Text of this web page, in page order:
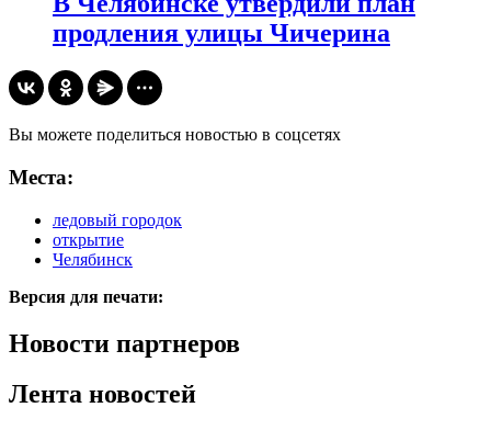
продления улицы Чичерина
Вы можете поделиться новостью в соцсетях
Места:
ледовый городок
открытие
Челябинск
Версия для печати:
Новости партнеров
Лента новостей